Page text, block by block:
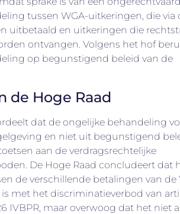
tussen WGA-uitkeringen, die via
uitbetaald en uitkeringen die
ontvangen. Volgens het hof
op begunstigend beleid van de
de Hoge Raad
dat de ongelijke behandeling
en niet uit begunstigend
aan de verdragsrechtelijke
De Hoge Raad concludeert dat
de verschillende betalingen van de
met het discriminatieverbod van
IVBPR, maar overwoog dat het niet